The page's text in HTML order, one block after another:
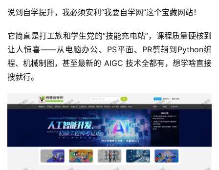
说到自学提升，我必须安利“我要自学网”这个宝藏网站！
它简直是打工族和学生党的“技能充电站”，课程质量硬核到
让人惊喜——从电脑办公、PS平面、PR剪辑到Python编
程、机械制图，甚至最新的 AIGC 技术全都有，想学啥直接
搜就行。